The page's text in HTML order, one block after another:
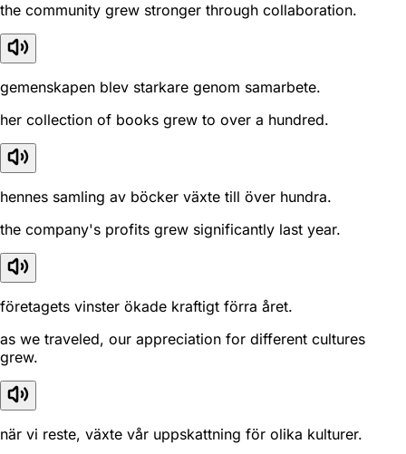
the community grew stronger through collaboration.
gemenskapen blev starkare genom samarbete.
her collection of books grew to over a hundred.
hennes samling av böcker växte till över hundra.
the company's profits grew significantly last year.
företagets vinster ökade kraftigt förra året.
as we traveled, our appreciation for different cultures
grew.
när vi reste, växte vår uppskattning för olika kulturer.